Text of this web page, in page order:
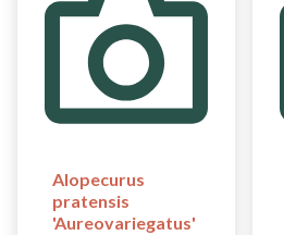
Alopecurus
pratensis
'Aureovariegatus'